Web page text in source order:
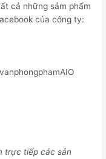
cả những sảm phẩm
của công ty:
trực tiếp các sản